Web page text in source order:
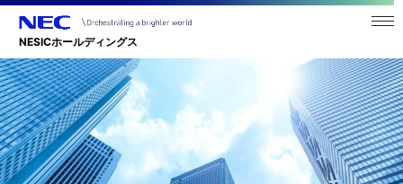
NESICホールディングス
メニ
く
ナ
ビ
ゲ
ー